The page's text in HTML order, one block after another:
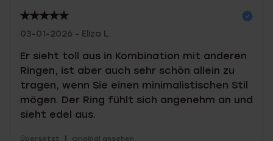
03-01-2026 - Eliza L.
Er sieht toll aus in Kombination mit anderen
Ringen, ist aber auch sehr schön allein zu
tragen, wenn Sie einen minimalistischen Stil
mögen. Der Ring fühlt sich angenehm an und
sieht edel aus.
Übersetzt Original ansehen